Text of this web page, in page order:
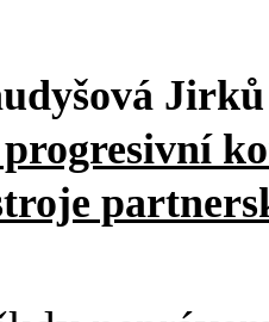
Jirků